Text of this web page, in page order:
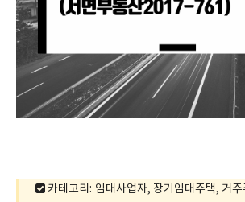
카테고리: 임대사업자, 장기임대주택, 거